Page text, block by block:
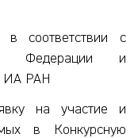
в соответствии с
Федерации и
ИА РАН
на участие и
в Конкурсную